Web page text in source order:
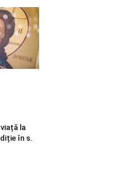
la
în s.